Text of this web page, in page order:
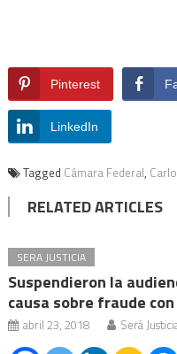
Pinterest
LinkedIn
Tagged Cámara Federal,
RELATED ARTICLES
SERA JUSTICIA
Suspendieron la
causa sobre fraude
abril 23, 2018 Será